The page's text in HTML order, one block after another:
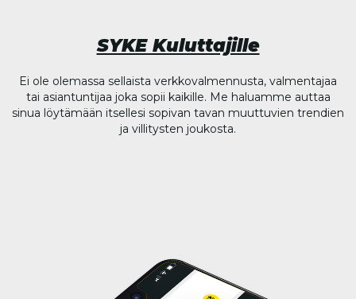
SYKE Kuluttajille
Ei ole olemassa sellaista verkkovalmennusta, valmentajaa
tai asiantuntijaa joka sopii kaikille. Me haluamme auttaa
sinua löytämään itsellesi sopivan tavan muuttuvien trendien
ja villitysten joukosta.